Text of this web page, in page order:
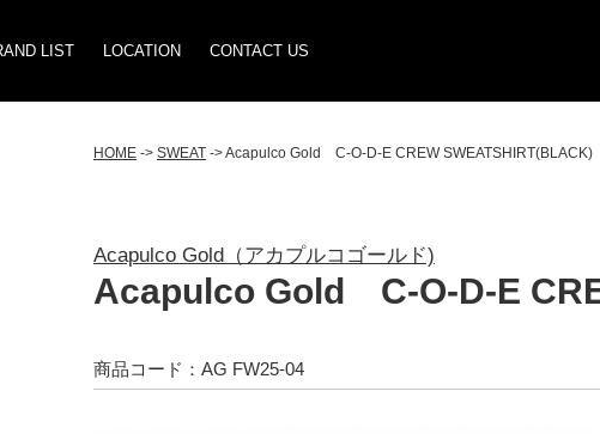
LIST LOCATION CONTACT US
HOME -> SWEAT -> Acapulco Gold C-O-D-E CREW SWEATSHIRT(BLACK)
Acapulco Gold（アカプルコゴールド)
Acapulco Gold C-O-D-E
商品コード：AG FW25-04